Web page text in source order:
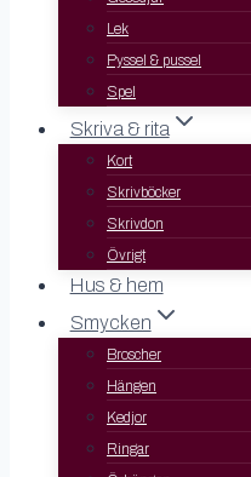
Lek
Pyssel & pussel
Spel
Skriva & rita
Kort
Skrivböcker
Skrivdon
Övrigt
Hus & hem
Smycken
Broscher
Hängen
Kedjor
Ringar